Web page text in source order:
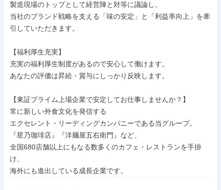
製造現場のトップとして経営陣と対等に議論し、
当社のブランド戦略を支える「味の安定」と「利益率向上」を牽
引していただきます。
【福利厚生充実】
充実の福利厚生制度があるので安心して働けます。
あなたの評価は昇給・賞与にしっかり反映します。
【東証プライム上場企業で安定してお仕事しませんか？】
常に新しい外食文化を発信する
エクセレント・リーディングカンパニーである当グループ。
『星乃珈琲店』『洋麺屋五右衛門』など、
全国680店舗以上にもなる数多くのカフェ・レストランを手掛
け、
海外にも進出している成長企業です。